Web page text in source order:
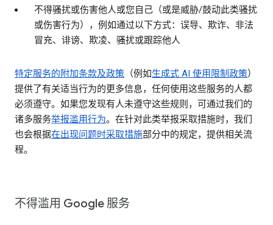
不得骚扰或伤害他人或您自己（或是威胁/鼓动此类骚扰
或伤害行为），例如通过以下方式：误导、欺诈、非法
冒充、诽谤、欺凌、骚扰或跟踪他人
特定服务的附加条款及政策 （例如生成式 AI 使用限制政策）
提供了有关适当行为的更多信息，任何使用这些服务的人都
必须遵守。如果您发现有人未遵守这些规则，可通过我们的
诸多服务举报滥用行为。在针对此类举报采取措施时，我们
也会根据在出现问题时采取措施部分中的规定，提供相关流
程。
不得滥用 Google 服务